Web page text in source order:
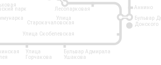
Аннино
Бульвар
Донского
парк Лесопарковая
Улица
Старокачаловская
Улица Скобелевская
Бульвар Адмирала
Ушакова
Улица
Горчакова